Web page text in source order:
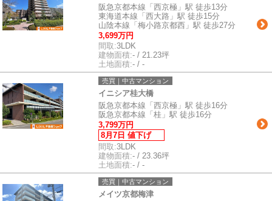
阪急京都本線「西京極」駅 徒歩13分
東海道本線「西大路」駅 徒歩15分
山陰本線「梅小路京都西」駅 徒歩27分
3,699万円
間取:3LDK
建物面積:- / 21.23坪
土地面積:- / -
売買｜中古マンション
イニシア桂大橋
阪急京都本線「西京極」駅 徒歩16分
阪急京都本線「桂」駅 徒歩16分
3,799万円
8月7日 値下げ
間取:3LDK
建物面積:- / 23.36坪
土地面積:- / -
売買｜中古マンション
メイツ京都梅津